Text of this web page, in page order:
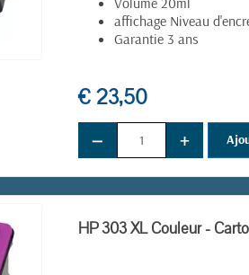
affichage Niveau
Garantie 3 ans
€ 23,50
− +
HP 303 XL Couleur -